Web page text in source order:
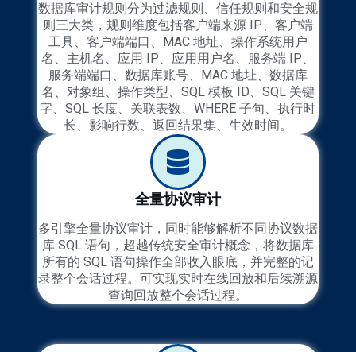
数据库审计规则分为过滤规则、信任规则和安全规
则三大类，规则维度包括客户端来源 IP、客户端
工具、客户端端口、MAC 地址、操作系统用户
名、主机名、应用 IP、应用用户名、服务端 IP、
服务端端口、数据库账号、MAC 地址、数据库
名、对象组、操作类型、SQL 模板 ID、SQL 关键
字、SQL 长度、关联表数、WHERE 子句、执行时
长、影响行数、返回结果集、生效时间。
全量协议审计
多引擎全量协议审计，同时能够解析不同协议数据
库 SQL 语句，超越传统安全审计概念，将数据库
所有的 SQL 语句操作全部收入眼底，并完整的记
录整个会话过程。可实现实时在线回放和后续溯源
查询回放整个会话过程。